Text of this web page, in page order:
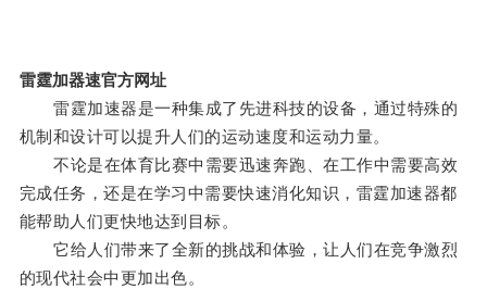
雷霆加器速官方网址
雷霆加速器是一种集成了先进科技的设备，通过特殊的
机制和设计可以提升人们的运动速度和运动力量。
不论是在体育比赛中需要迅速奔跑、在工作中需要高效
完成任务，还是在学习中需要快速消化知识，雷霆加速器都
能帮助人们更快地达到目标。
它给人们带来了全新的挑战和体验，让人们在竞争激烈
的现代社会中更加出色。